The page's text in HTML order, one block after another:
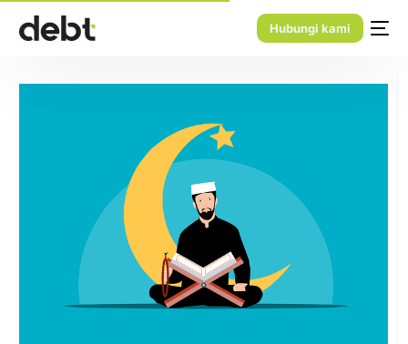
Hubungi kami